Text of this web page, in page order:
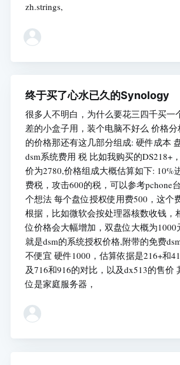
zh.strings,
终于买了心水已久的Synology
很多人不明白，为什么要花三四千买一
差的小盒子用，装个电脑不好么 价格
的价格那还有这几部分组成: 硬件成本
dsm系统费用 税 比如我购买的DS218+
价为2780,价格组成大概估算如下: 10%
费税，攻击600的税，可以参考pchone
个想法 每个盘位授权使用费500，这个
根据，比如微软会按处理器核数收钱，
位价格会大幅增加，双盘位大概为1000
就是dsm的系统授权价格,附带的免费
不便宜 硬件1000，估算依据是216+和
及716和916的对比，以及dx513的售价
位是家庭服务器，